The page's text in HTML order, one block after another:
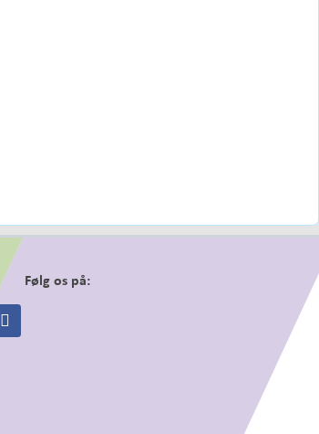
Følg os på: